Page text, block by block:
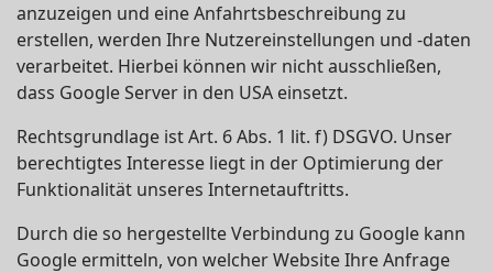
anzuzeigen und eine Anfahrtsbeschreibung zu
erstellen, werden Ihre Nutzereinstellungen und -daten
verarbeitet. Hierbei können wir nicht ausschließen,
dass Google Server in den USA einsetzt.
Rechtsgrundlage ist Art. 6 Abs. 1 lit. f) DSGVO. Unser
berechtigtes Interesse liegt in der Optimierung der
Funktionalität unseres Internetauftritts.
Durch die so hergestellte Verbindung zu Google kann
Google ermitteln, von welcher Website Ihre Anfrage